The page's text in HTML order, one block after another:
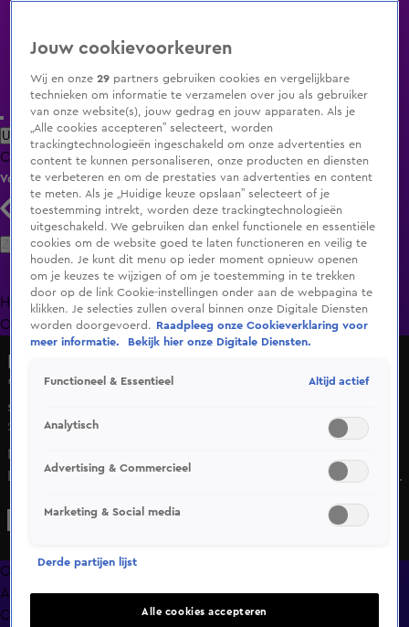
Uitzending Gemist Populaire programma's Zenders Genres
ClipsFilmsRadioSmart TV inlogShop
Volg KIJK
Zoeken
HomeUitzending Gemist Programma's De Bondgenoten
OranjezomerLivestreamsShop
'Gemiste kans dat Schoof kritiek op Europees hof niet
steunt'
23 mei 2025, 11:41
Nederland heeft een Europese brief met kritiek op het
Europees Hof voor de Rechten van de Mens (EHRM) niet
bij premier Dick Schoof op aan om ook namens Nederland
Overzicht
Afleveringen
Clips
Jouw cookievoorkeuren
Wij en onze29 partners gebruiken cookies en vergelijkbare
technieken om informatie te verzamelen over jou als gebruiker
van onze website(s), jouw gedrag en jouw apparaten. Als je
„Alle cookies accepteren” selecteert, worden
trackingtechnologieën ingeschakeld om onze advertenties en
content te kunnen personaliseren, onze producten en diensten
te verbeteren en om de prestaties van advertenties en content
te meten. Als je „Huidige keuze opslaan” selecteert of je
toestemming intrekt, worden deze trackingtechnologieën
uitgeschakeld. We gebruiken dan enkel functionele en essentiële
cookies om de website goed te laten functioneren en veilig te
houden. Je kunt dit menu op ieder moment opnieuw openen
om je keuzes te wijzigen of om je toestemming in te trekken
door op de link Cookie-instellingen onder aan de webpagina te
klikken. Je selecties zullen overal binnen onze Digitale Diensten
worden doorgevoerd.
Raadpleeg onze Cookieverklaring voor
meer informatie.
Bekijk hier onze Digitale Diensten.
Functioneel & Essentieel Altijd actief
Analytisch
Advertising & Commercieel
Marketing & Social media
Derde partijen lijst
Alle cookies accepteren